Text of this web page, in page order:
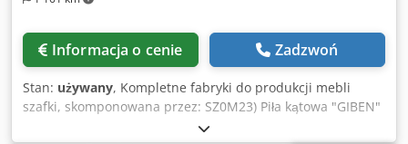
Informacja o cenie Zadzwoń
Stan: używany, Kompletne fabryki do produkcji mebli
szafki, skomponowana przez: SZ0M23) Piła kątowa "GIBEN"
Wskazówka 17 (5600 x 2700 mm) z "SIRIO" automatycznego